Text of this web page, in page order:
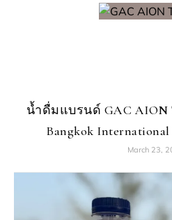
น้ำดื่มแบรนด์ GAC AION
Bangkok International
March 23,